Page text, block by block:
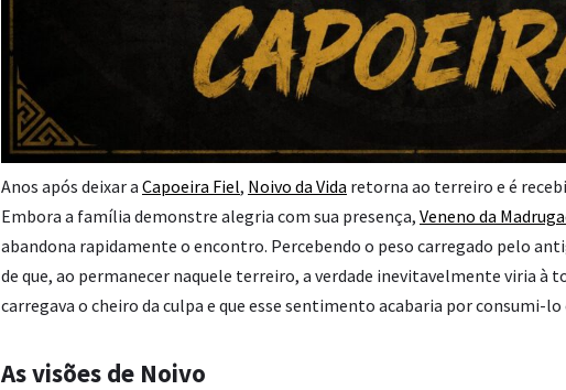
Anos após deixar a Capoeira Fiel, Noivo da Vida retorna ao terreiro e é
Embora a família demonstre alegria com sua presença, Veneno da
abandona rapidamente o encontro. Percebendo o peso carregado pelo
de que, ao permanecer naquele terreiro, a verdade inevitavelmente viria à
carregava o cheiro da culpa e que esse sentimento acabaria por consumi-
As visões de Noivo